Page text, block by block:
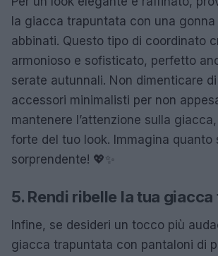
la giacca trapuntata con una gonna
abbinati. Questo tipo di coordinato
armonioso e sofisticato, perfetto
serate autunnali. Non dimenticare
accessori minimalisti per non
mantenere l’attenzione sulla
forte del tuo look. Immagina quanto
sorprendente! 💖✨
5. Rendi ribelle la tua
Infine, se desideri un tocco più
giacca trapuntata con pantaloni di